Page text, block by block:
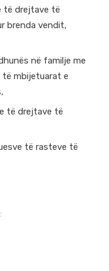
të drejtave të
brenda vendit,
në familje me
të mbijetuarat e
të drejtave të
të rasteve të